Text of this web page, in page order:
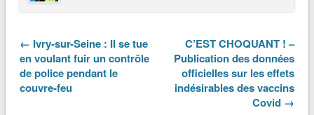
← Ivry-sur-Seine : Il se tue
en voulant fuir un contrôle
de police pendant le
couvre-feu
C’EST CHOQUANT ! –
Publication des données
officielles sur les effets
indésirables des vaccins
Covid →